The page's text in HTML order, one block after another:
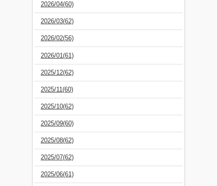
2026/04(60)
2026/03(62)
2026/02(56)
2026/01(61)
2025/12(62)
2025/11(60)
2025/10(62)
2025/09(60)
2025/08(62)
2025/07(62)
2025/06(61)